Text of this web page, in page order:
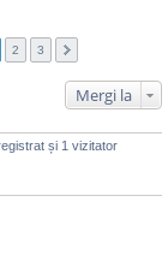
2 3
Mergi la
și 1 vizitator